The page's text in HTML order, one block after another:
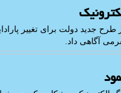
جدید دولت برای تغییر
آگاهی داد.